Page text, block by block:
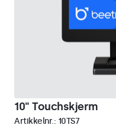
10" Touchskjerm
Artikkelnr.: 10TS7